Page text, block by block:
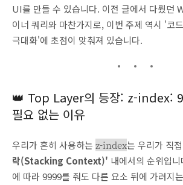
UI를 만들 수 있습니다. 이전 글에서 다뤘던
이너 쿼리와 마찬가지로, 이번 주제 역시 '코
극대화'에 초점이 맞춰져 있습니다.
👑 Top Layer의 등장: z-index:
필요 없는 이유
우리가 흔히 사용하는 z-index는 우리가 직
락(Stacking Context)' 내에서의 순위입
에 따라 9999를 줘도 다른 요소 뒤에 가려지